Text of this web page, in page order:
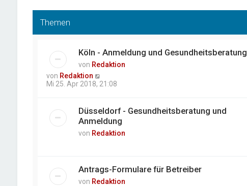
Themen
Köln - Anmeldung und Gesundheitsberatung
von Redaktion
von Redaktion
Mi 25. Apr 2018, 21:08
Düsseldorf - Gesundheitsberatung und
Anmeldung
von Redaktion
Antrags-Formulare für Betreiber
von Redaktion